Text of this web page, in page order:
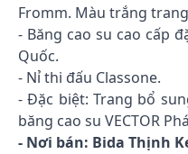
Fromm. Màu trắng
- Băng cao su cao cấp
Quốc.
- Nỉ thi đấu Classone.
- Đặc biệt: Trang bổ
băng cao su VECTOR
- Nơi bán: Bida Thịnh